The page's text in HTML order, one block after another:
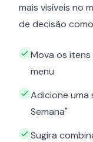
mais visíveis no
de decisão
Mova os
menu
Adicione uma
Semana"
Sugira